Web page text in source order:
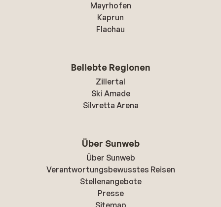
Mayrhofen
Kaprun
Flachau
Beliebte Regionen
Zillertal
Ski Amade
Silvretta Arena
Über Sunweb
Über Sunweb
Verantwortungsbewusstes Reisen
Stellenangebote
Presse